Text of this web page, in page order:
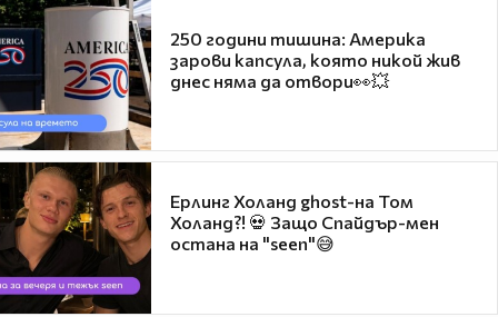
250 години тишина: Америка
зарови капсула, която никой жив
днес няма да отвори👀💥
Ерлинг Холанд ghost-на Том
Холанд?! 💀 Защо Спайдър-мен
остана на "seen"😅